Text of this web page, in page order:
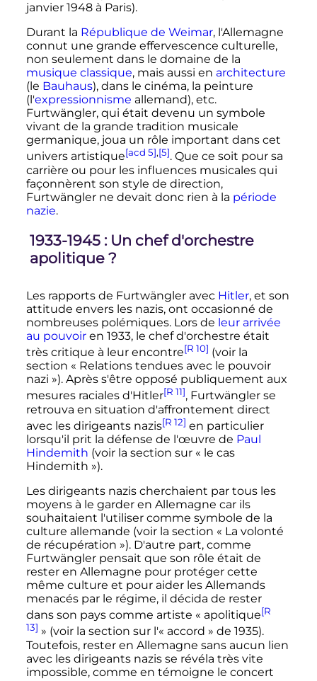
janvier 1948 à Paris).
Durant la République de Weimar, l'Allemagne
connut une grande effervescence culturelle,
non seulement dans le domaine de la
musique classique, mais aussi en architecture
(le Bauhaus), dans le cinéma, la peinture
(l'expressionnisme allemand), etc.
Furtwängler, qui était devenu un symbole
vivant de la grande tradition musicale
germanique, joua un rôle important dans cet
univers artistique[acd 5],[5]. Que ce soit pour sa
carrière ou pour les influences musicales qui
façonnèrent son style de direction,
Furtwängler ne devait donc rien à la période
nazie.
1933-1945 : Un chef d'orchestre
apolitique ?
Les rapports de Furtwängler avec Hitler, et son
attitude envers les nazis, ont occasionné de
nombreuses polémiques. Lors de leur arrivée
au pouvoiren 1933, le chef d'orchestre était
très critique à leur encontre[R 10] (voir la
section « Relations tendues avec le pouvoir
nazi »). Après s'être opposé publiquement aux
mesures raciales d'Hitler[R 11], Furtwängler se
retrouva en situation d'affrontement direct
avec les dirigeants nazis[R 12] en particulier
lorsqu'il prit la défense de l'œuvre de Paul
Hindemith (voir la section sur « le cas
Hindemith »).
Les dirigeants nazis cherchaient par tous les
moyens à le garder en Allemagne car ils
souhaitaient l'utiliser comme symbole de la
culture allemande (voir la section « La volonté
de récupération »). D'autre part, comme
Furtwängler pensait que son rôle était de
rester en Allemagne pour protéger cette
même culture et pour aider les Allemands
menacés par le régime, il décida de rester
dans son pays comme artiste « apolitique[R
13] » (voir la section sur l'« accord » de 1935).
Toutefois, rester en Allemagne sans aucun lien
avec les dirigeants nazis se révéla très vite
impossible, comme en témoigne le concert